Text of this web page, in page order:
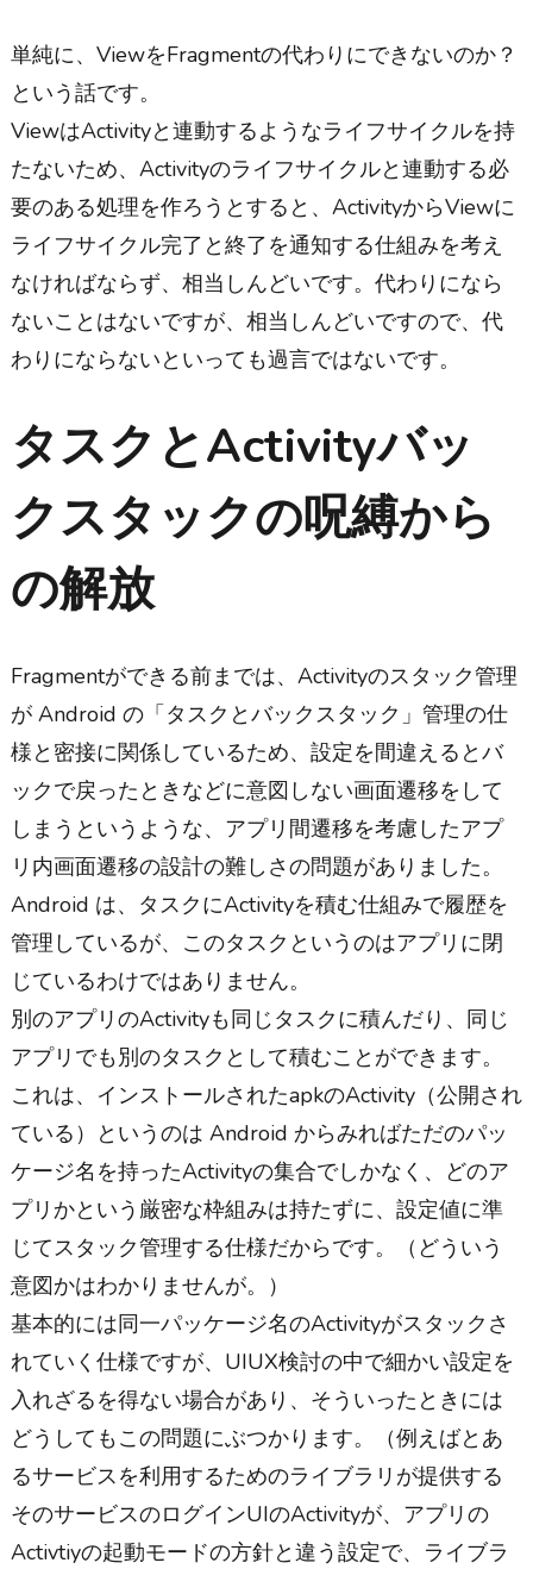
単純に、ViewをFragmentの代わりにできないのか？
という話です。
ViewはActivityと連動するようなライフサイクルを持
たないため、Activityのライフサイクルと連動する必
要のある処理を作ろうとすると、ActivityからViewに
ライフサイクル完了と終了を通知する仕組みを考え
なければならず、相当しんどいです。代わりになら
ないことはないですが、相当しんどいですので、代
わりにならないといっても過言ではないです。
タスクとActivityバッ
クスタックの呪縛から
の解放
Fragmentができる前までは、Activityのスタック管理
が Android の「タスクとバックスタック」管理の仕
様と密接に関係しているため、設定を間違えるとバ
ックで戻ったときなどに意図しない画面遷移をして
しまうというような、アプリ間遷移を考慮したアプ
リ内画面遷移の設計の難しさの問題がありました。
Android は、タスクにActivityを積む仕組みで履歴を
管理しているが、このタスクというのはアプリに閉
じているわけではありません。
別のアプリのActivityも同じタスクに積んだり、同じ
アプリでも別のタスクとして積むことができます。
これは、インストールされたapkのActivity（公開され
ている）というのは Android からみればただのパッ
ケージ名を持ったActivityの集合でしかなく、どのア
プリかという厳密な枠組みは持たずに、設定値に準
じてスタック管理する仕様だからです。（どういう
意図かはわかりませんが。）
基本的には同一パッケージ名のActivityがスタックさ
れていく仕様ですが、UIUX検討の中で細かい設定を
入れざるを得ない場合があり、そういったときには
どうしてもこの問題にぶつかります。（例えばとあ
るサービスを利用するためのライブラリが提供する
そのサービスのログインUIのActivityが、アプリの
Activtiyの起動モードの方針と違う設定で、ライブラ